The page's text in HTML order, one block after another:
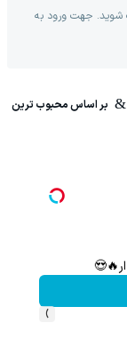
شوید. جهت ورود به
بر اساس محبوب ترین
کن! (جشنواره
جشنواره
›